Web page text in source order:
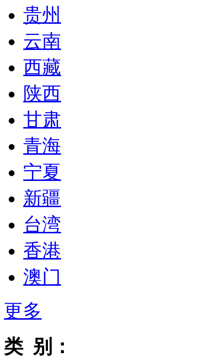
贵州
云南
西藏
陕西
甘肃
青海
宁夏
新疆
台湾
香港
澳门
更多
类 别：